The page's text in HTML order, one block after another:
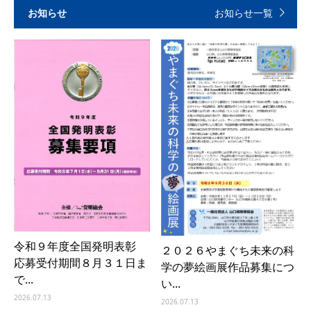
お知らせ お知らせ一覧
令和９年度全国発明表彰
応募受付期間８月３１日ま
で...
2026.07.13
２０２６やまぐち未来の科
学の夢絵画展作品募集につ
い...
2026.07.13